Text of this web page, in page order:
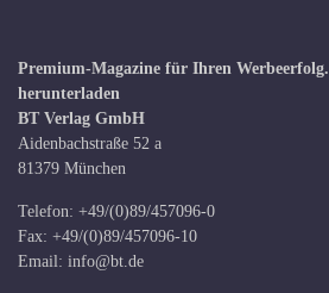
Premium-Magazine für Ihren Werbeerfolg.
herunterladen
BT Verlag GmbH
Aidenbachstraße 52 a
81379 München
Telefon: +49/(0)89/457096-0
Fax: +49/(0)89/457096-10
Email: info@bt.de